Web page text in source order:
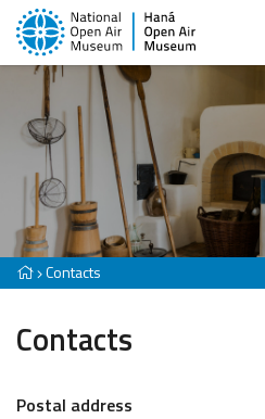
Contacts
Contacts
Postal address